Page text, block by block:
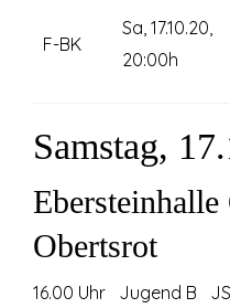
F-BK
Sa, 17.10.20,
20:00h
Samstag,
Ebersteinhalle
Obertsrot
16.00 Uhr Jugend B